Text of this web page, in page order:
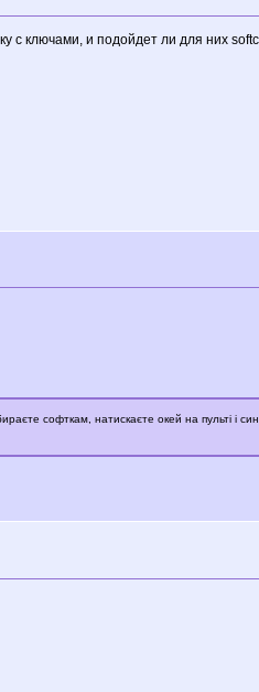
с ключами, и подойдет ли для них
софткам, натискаєте окей на пульті і